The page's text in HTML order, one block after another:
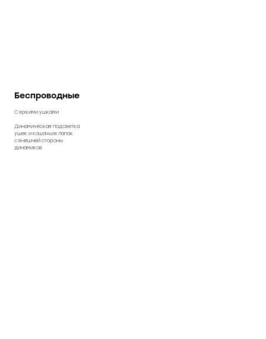
Беспроводные
С яркими ушками
Динамическая подсветка
ушек и кошачьих лапок
с внешней стороны
динамиков